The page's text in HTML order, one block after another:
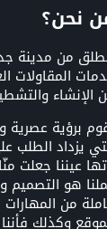
نحن؟
من مدينة
المقاولات
الإنشاء
برؤية
يزداد الطلب
عيننا جعلت
هو التصميم
من
وكذلك